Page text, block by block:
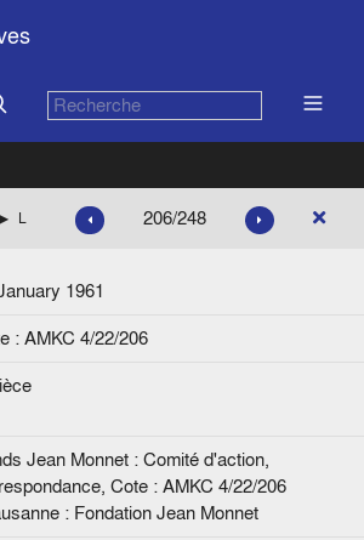
Lettre de Jean Monnet à A. Fanfani. 206/248
1961
: AMKC 4/22/206
Jean Monnet : Comité d'action,
Cote : AMKC 4/22/206
: Fondation Jean Monnet